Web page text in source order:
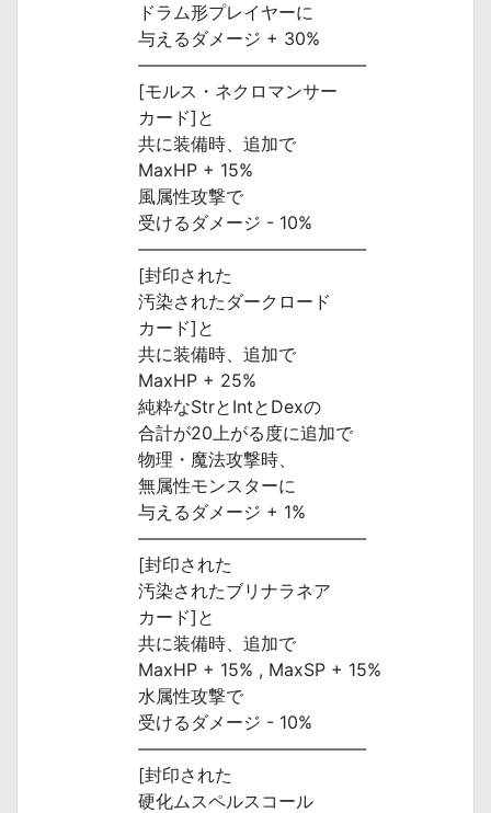
ドラム形プレイヤーに
与えるダメージ + 30%
―――――――――――――
[モルス・ネクロマンサー
カード]と
共に装備時、追加で
MaxHP + 15%
風属性攻撃で
受けるダメージ - 10%
―――――――――――――
[封印された
汚染されたダークロード
カード]と
共に装備時、追加で
MaxHP + 25%
純粋なStrとIntとDexの
合計が20上がる度に追加で
物理・魔法攻撃時、
無属性モンスターに
与えるダメージ + 1%
―――――――――――――
[封印された
汚染されたブリナラネア
カード]と
共に装備時、追加で
MaxHP + 15% , MaxSP + 15%
水属性攻撃で
受けるダメージ - 10%
―――――――――――――
[封印された
硬化ムスペルスコール